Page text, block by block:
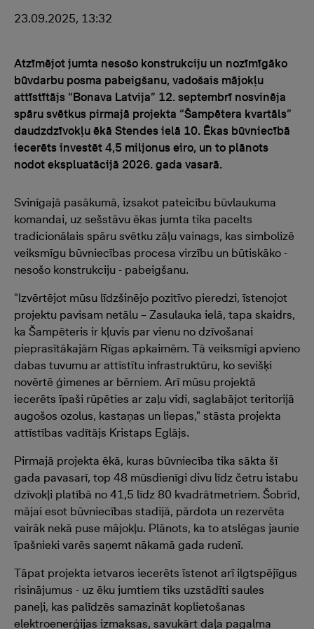
23.09.2025, 13:32
Atzīmējot jumta nesošo konstrukciju un nozīmīgāko
būvdarbu posma pabeigšanu, vadošais mājokļu
attīstītājs “Bonava Latvija” 12. septembrī nosvinēja
spāru svētkus pirmajā projekta “Šampētera kvartāls”
daudzdzīvokļu ēkā Stendes ielā 10. Ēkas būvniecībā
iecerēts investēt 4,5 miljonus eiro, un to plānots
nodot ekspluatācijā 2026. gada vasarā.
Svinīgajā pasākumā, izsakot pateicību būvlaukuma
komandai, uz sešstāvu ēkas jumta tika pacelts
tradicionālais spāru svētku zāļu vainags, kas simbolizē
veiksmīgu būvniecības procesa virzību un būtiskāko -
nesošo konstrukciju - pabeigšanu.
"Izvērtējot mūsu līdzšinējo pozitīvo pieredzi, īstenojot
projektu pavisam netālu – Zasulauka ielā, tapa skaidrs,
ka Šampēteris ir kļuvis par vienu no dzīvošanai
pieprasītākajām Rīgas apkaimēm. Tā veiksmīgi apvieno
dabas tuvumu ar attīstītu infrastruktūru, ko sevišķi
novērtē ģimenes ar bērniem. Arī mūsu projektā
iecerēts īpaši rūpēties ar zaļu vidi, saglabājot teritorijā
augošos ozolus, kastaņas un liepas," stāsta projekta
attīstības vadītājs Kristaps Eglājs.
Pirmajā projekta ēkā, kuras būvniecība tika sākta šī
gada pavasarī, top 48 mūsdienīgi divu līdz četru istabu
dzīvokļi platībā no 41,5 līdz 80 kvadrātmetriem. Šobrīd,
mājai esot būvniecības stadijā, pārdota un rezervēta
vairāk nekā puse mājokļu. Plānots, ka to atslēgas jaunie
īpašnieki varēs saņemt nākamā gada rudenī.
Tāpat projekta ietvaros iecerēts īstenot arī ilgtspējīgus
risinājumus - uz ēku jumtiem tiks uzstādīti saules
paneļi, kas palīdzēs samazināt koplietošanas
elektroenerģijas izmaksas, savukārt daļa pagalma